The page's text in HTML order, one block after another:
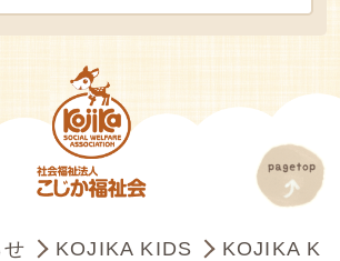
KOJIKA KIDS
KOJIKA K